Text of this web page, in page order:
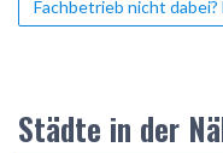
Fachbetrieb nicht
Städte in der